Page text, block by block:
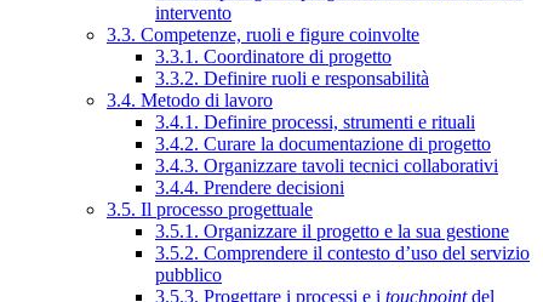
intervento
3.3. Competenze, ruoli e figure coinvolte
3.3.1. Coordinatore di progetto
3.3.2. Definire ruoli e responsabilità
3.4. Metodo di lavoro
3.4.1. Definire processi, strumenti e rituali
3.4.2. Curare la documentazione di progetto
3.4.3. Organizzare tavoli tecnici collaborativi
3.4.4. Prendere decisioni
3.5. Il processo progettuale
3.5.1. Organizzare il progetto e la sua gestione
3.5.2. Comprendere il contesto d’uso del servizio
pubblico
3.5.3. Progettare i processi e i touchpointdel